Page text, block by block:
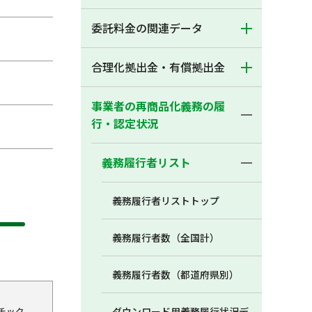
委託料金の関連データ
合理化拠出金・有償拠出金
事業者の再商品化義務の履
行・認定状況
義務履行者リスト
義務履行者リストトップ
義務履行者数（全国計）
義務履行者数（都道府県別）